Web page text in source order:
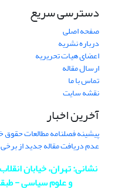
دسترسی سریع
صفحه اصلی
درباره نشریه
اعضای هیات تحریریه
ارسال مقاله
تماس با ما
نقشه سایت
آخرین اخبار
پیشینه فصلنامه مطالعات
عدم دریافت مقاله جدید از
نشانی: تهران، خیابان
و علوم سیاسی - طبقه 4 - دفتر مجله -